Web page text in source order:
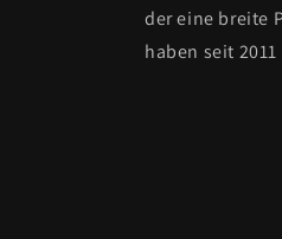
der eine breite
haben seit